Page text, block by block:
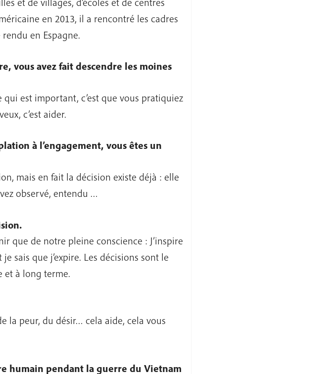
en 2013, il a rencontré les cadres
en Espagne.
vous avez fait descendre les moines
qui est important, c’est que vous pratiquiez
c’est aider.
à l’engagement, vous êtes un
mais en fait la décision existe déjà : elle
observé, entendu …
.
que de notre pleine conscience : J’inspire
sais que j’expire. Les décisions sont le
et à long terme.
la peur, du désir… cela aide, cela vous
humain pendant la guerre du Vietnam